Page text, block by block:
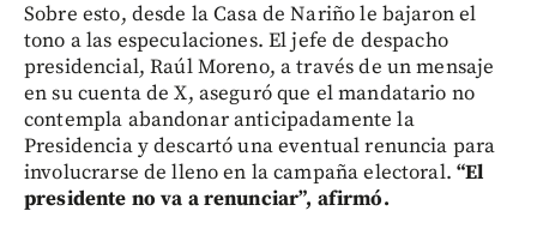
Sobre esto, desde la Casa de Nariño le bajaron el
tono a las especulaciones. El jefe de despacho
presidencial, Raúl Moreno, a través de un mensaje
en su cuenta de X, aseguró que el mandatario no
contempla abandonar anticipadamente la
Presidencia y descartó una eventual renuncia para
involucrarse de lleno en la campaña electoral.“El
presidente no va a renunciar”, afirmó.